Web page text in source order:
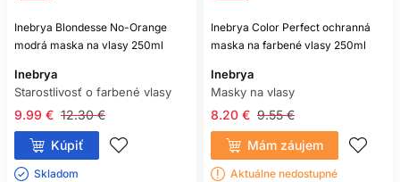
Inebrya Blondesse No-Orange
modrá maska na vlasy 250ml
Inebrya
Starostlivosť o farbené vlasy
12.30 €
9.99 €
Kúpiť
Skladom ㅤ
Inebrya Color Perfect ochranná
maska na farbené vlasy 250ml
Inebrya
Masky na vlasy
9.55 €
8.20 €
Mám záujem
Aktuálne nedostupné